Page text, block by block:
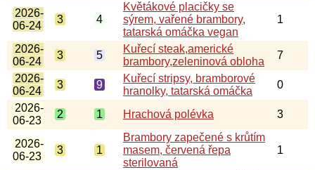
2026-
06-24
3 4
Květákové placičky se
sýrem, vařené brambory,
tatarská omáčka vegan
1
2026-
06-24
3 5
Kuřecí steak,americké
brambory,zeleninová obloha
7
2026-
06-24
3 9
Kuřecí stripsy, bramborové
hranolky, tatarská omáčka
0
2026-
06-23
2 1 Hrachová polévka 3
2026-
06-23
3 1
Brambory zapečené s krůtím
masem, červená řepa
sterilovaná
1